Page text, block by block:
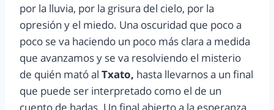
por la lluvia, por la grisura del cielo, por la
opresión y el miedo. Una oscuridad que poco a
poco se va haciendo un poco más clara a medida
que avanzamos y se va resolviendo el misterio
de quién mató al Txato, hasta llevarnos a un final
que puede ser interpretado como el de un
cuento de hadas. Un final abierto a la esperanza